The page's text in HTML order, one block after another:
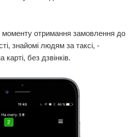
отримання замовлення до
знайомі людям за таксі, -
без дзвінків.